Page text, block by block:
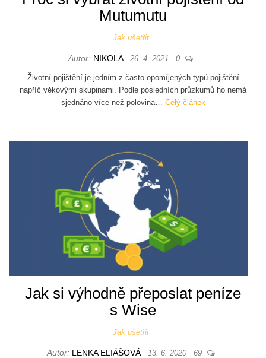
Mutumutu
Jak ušetřit
Autor: NIKOLA 26. 4. 2021 0
Životní pojištění je jedním z často opomíjených typů pojištění
napříč věkovými skupinami. Podle posledních průzkumů ho nemá
sjednáno více než polovina… Celý článek
Jak si výhodně přeposlat peníze
s Wise
Jak ušetřit
Autor: LENKA ELIÁŠOVÁ 13. 6. 2020 69